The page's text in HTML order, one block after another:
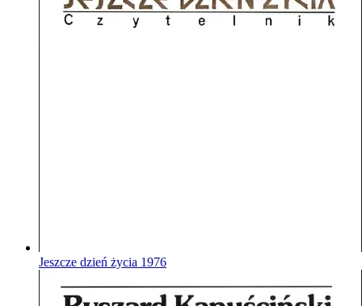
Jeszcze dzień życia 1976